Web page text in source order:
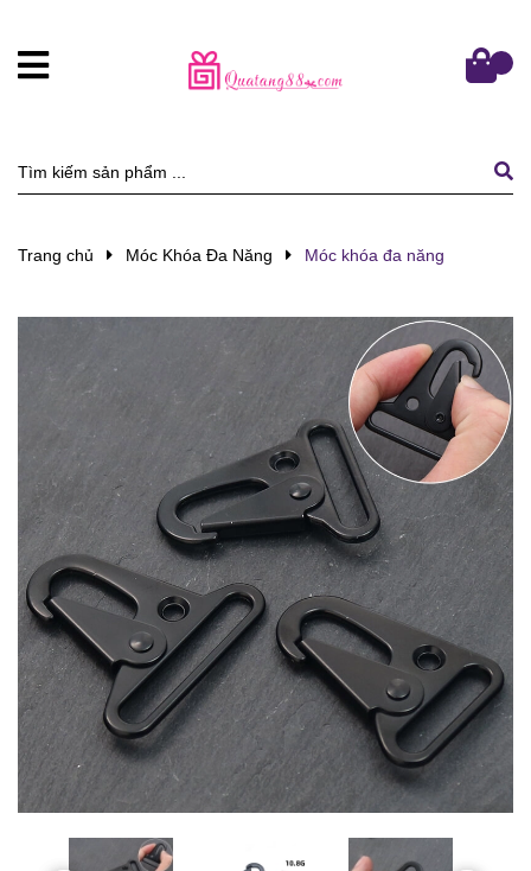
Trang chủ Móc Khóa Đa Năng Móc khóa đa năng